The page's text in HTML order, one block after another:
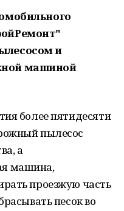
и
машиной
более пятидесяти
пылесос
а
машина,
проезжую часть
песок во